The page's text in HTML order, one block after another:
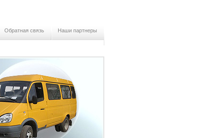
Обратная связь Наши партнеры